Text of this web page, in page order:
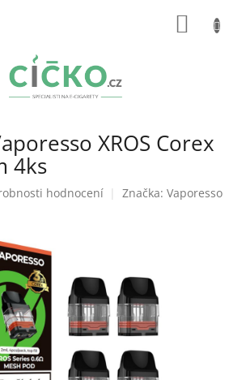
XROS Corex
4ks
hodnocení Značka: Vaporesso